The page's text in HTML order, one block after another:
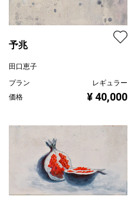
予兆
田口恵子
プラン
レギュラー
価格
¥ 40,000